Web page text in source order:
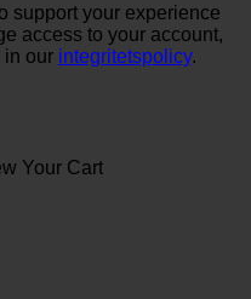
support your experience
access to your account,
in our integritetspolicy.
Your Cart